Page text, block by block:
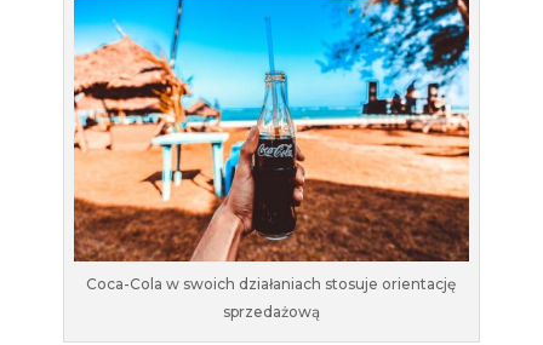
Coca-Cola w swoich działaniach stosuje orientację
sprzedażową